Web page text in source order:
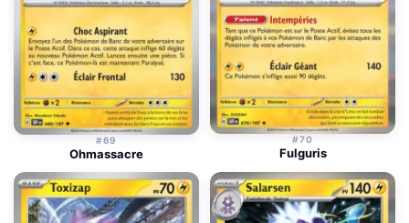
#69
Ohmassacre
#70
Fulguris